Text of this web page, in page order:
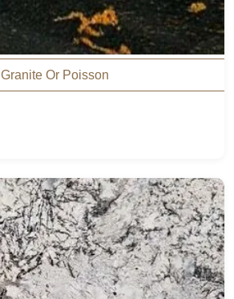
Granite Or Poisson